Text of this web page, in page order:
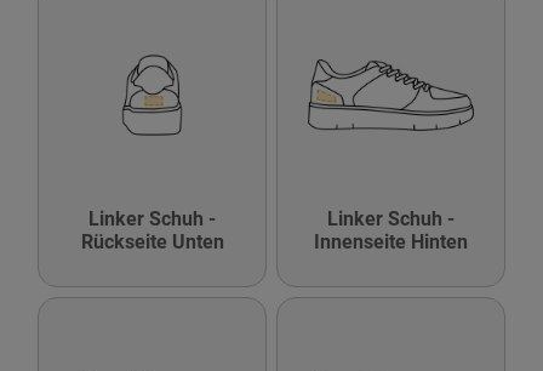
Linker Schuh -
Rückseite Unten
Linker Schuh -
Innenseite Hinten